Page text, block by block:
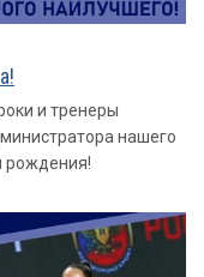
и тренеры
нашего
рождения!